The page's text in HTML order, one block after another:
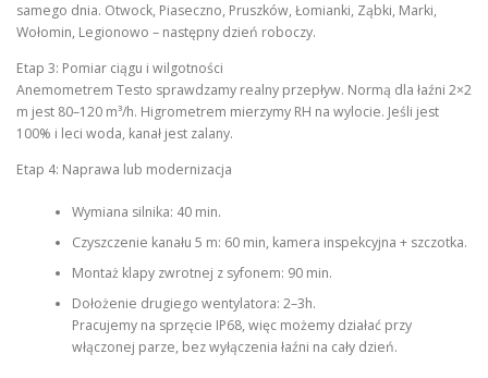
samego dnia. Otwock, Piaseczno, Pruszków, Łomianki, Ząbki, Marki,
Wołomin, Legionowo – następny dzień roboczy.
Etap 3: Pomiar ciągu i wilgotności
Anemometrem Testo sprawdzamy realny przepływ. Normą dla łaźni 2×2
m jest 80–120 m³/h. Higrometrem mierzymy RH na wylocie. Jeśli jest
100% i leci woda, kanał jest zalany.
Etap 4: Naprawa lub modernizacja
Wymiana silnika: 40 min.
Czyszczenie kanału 5 m: 60 min, kamera inspekcyjna + szczotka.
Montaż klapy zwrotnej z syfonem: 90 min.
Dołożenie drugiego wentylatora: 2–3h.
Pracujemy na sprzęcie IP68, więc możemy działać przy
włączonej parze, bez wyłączenia łaźni na cały dzień.